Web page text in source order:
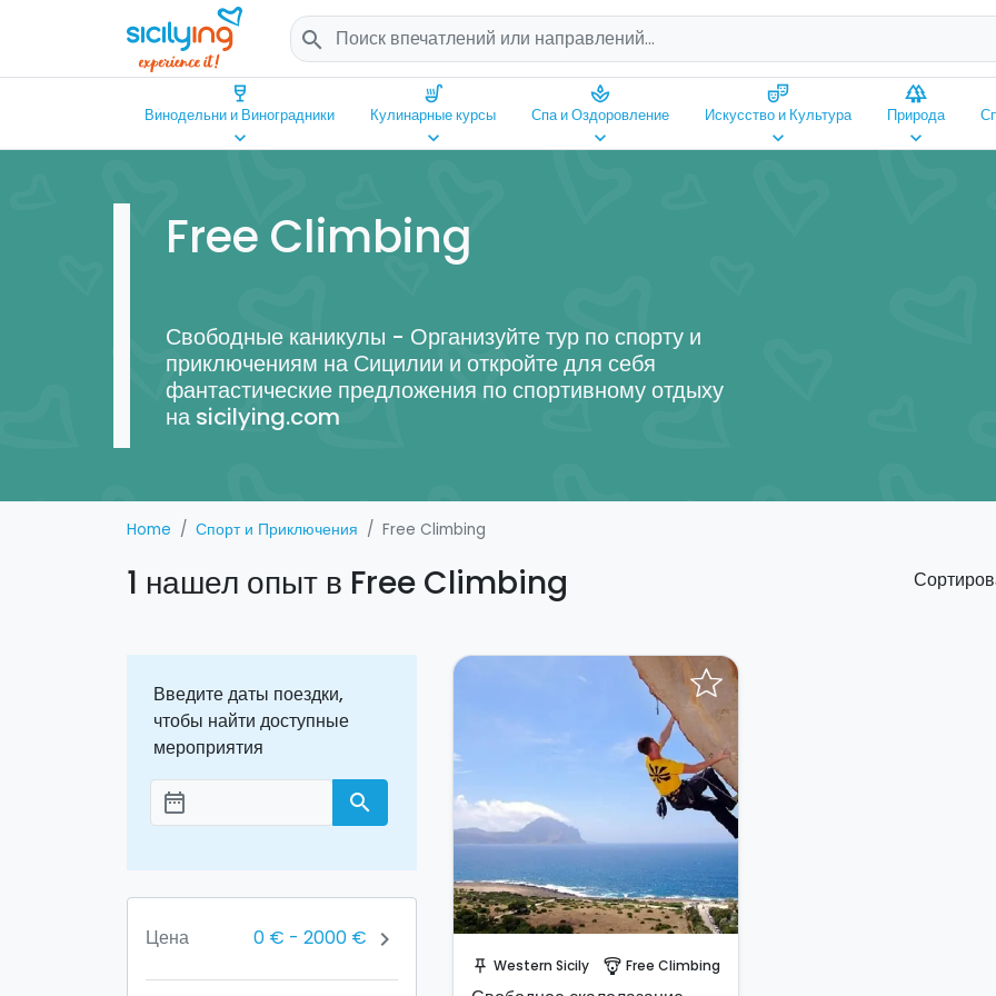
search
wine_bar
Винодельни и Виноградники
keyboard_arrow_down
soup_kitchen
Кулинарные курсы
keyboard_arrow_down
spa
Спа и Оздоровление
keyboard_arrow_down
theater_comedy
Искусство и Культура
keyboard_arrow_down
forest
Природа
keyboard_arrow_down
Free Climbing
Свободные каникулы - Организуйте тур по спорту и
приключениям на Сицилии и откройте для себя
фантастические предложения по спортивному отдыху
на sicilying.com
Home Спорт и Приключения Free Climbing
1 нашел опыт в Free Climbing
Введите даты поездки,
чтобы найти доступные
мероприятия
Aggiungi le date
date_range search
Цена 0 € - 2000 € chevron_right
push_pin Western Sicily paragliding Free Climbing